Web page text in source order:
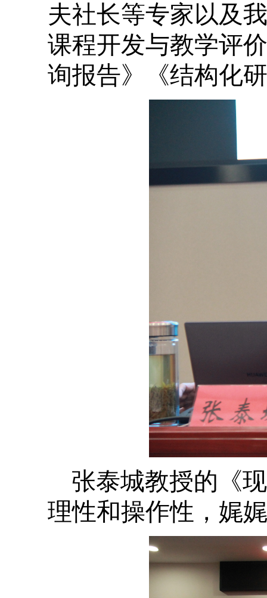
夫社长等专家以及
课程开发与教学评
询报告》《结构化
张泰城教授的《
理性和操作性，娓